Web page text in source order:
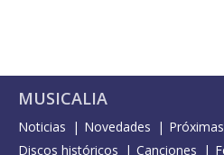
MUSICALIA
Noticias Novedades
Discos históricos
Canciones